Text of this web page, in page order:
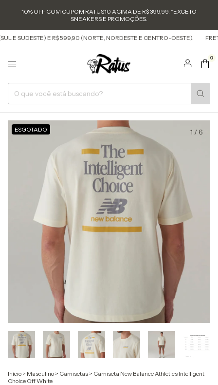
10% OFF COM CUPOM RATUS10 ACIMA DE R$ 399,99. *EXCETO
SNEAKERS E PROMOÇÕES.
E SUDESTE) E R$ 599,90 (NORTE, NORDESTE E CENTRO-OESTE).
0
ESGOTADO 1 / 6
Início > Masculino > Camisetas > Camiseta New Balance Athletics Intelligent
Choice Off White